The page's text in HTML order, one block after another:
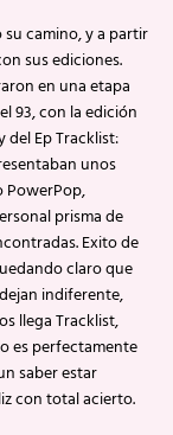
camino, y a partir
sus ediciones.
en una etapa
93, con la edición
Ep Tracklist:
unos
PowerPop,
prisma de
Exito de
claro que
indiferente,
Tracklist,
es perfectamente
saber estar
con total acierto.